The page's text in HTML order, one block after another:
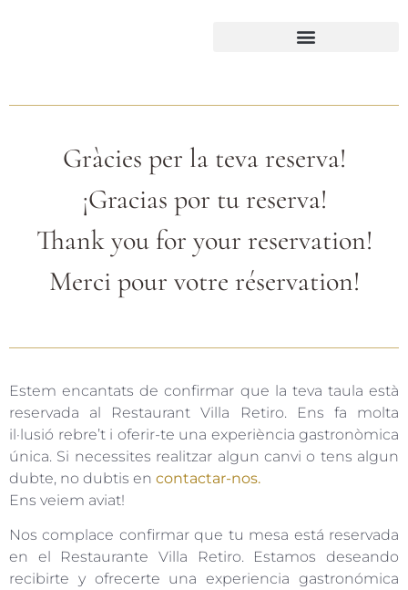
Gràcies per la teva reserva!
¡Gracias por tu reserva!
Thank you for your reservation!
Merci pour votre réservation!
Estem encantats de confirmar que la teva taula està
reservada al Restaurant Villa Retiro. Ens fa molta
il·lusió rebre’t i oferir-te una experiència gastronòmica
única. Si necessites realitzar algun canvi o tens algun
dubte, no dubtis en contactar-nos.
Ens veiem aviat!
Nos complace confirmar que tu mesa está reservada
en el Restaurante Villa Retiro. Estamos deseando
recibirte y ofrecerte una experiencia gastronómica